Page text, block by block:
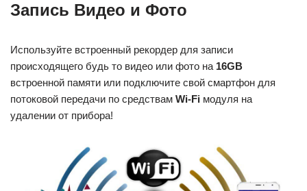
Запись Видео и Фото
Используйте встроенный рекордер для записи
происходящего будь то видео или фото на 16GB
встроенной памяти или подключите свой смартфон для
потоковой передачи по средствам Wi-Fi модуля на
удалении от прибора!